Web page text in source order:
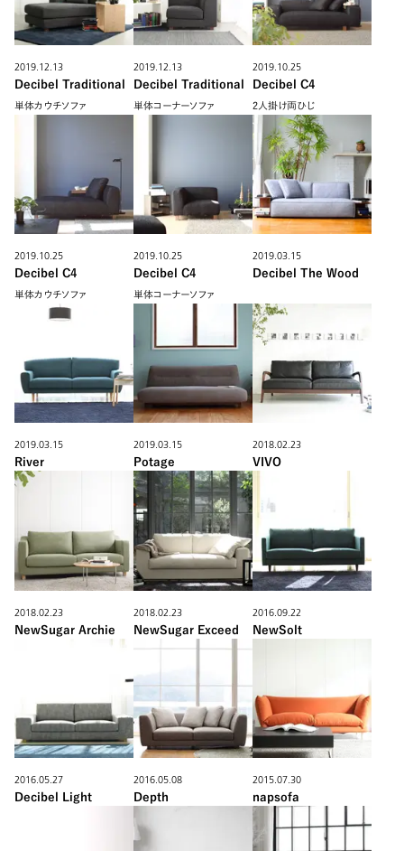
2019.12.13
Decibel Traditional
単体カウチソファ
2019.12.13
Decibel Traditional
単体コーナーソファ
2019.10.25
Decibel C4
2人掛け両ひじ
2019.10.25
Decibel C4
単体カウチソファ
2019.10.25
Decibel C4
単体コーナーソファ
2019.03.15
Decibel The Wood
2019.03.15
River
2019.03.15
Potage
2018.02.23
VIVO
2018.02.23
NewSugar Archie
2018.02.23
NewSugar Exceed
2016.09.22
NewSolt
2016.05.27
Decibel Light
2016.05.08
Depth
2015.07.30
napsofa